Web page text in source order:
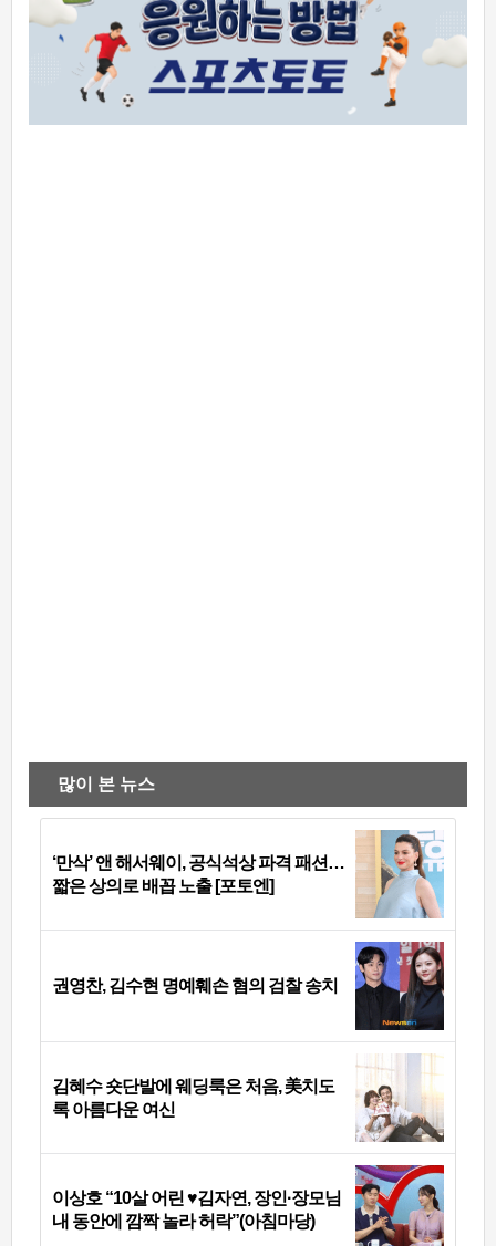
많이 본 뉴스
‘만삭’ 앤 해서웨이, 공식석상 파격 패션…
짧은 상의로 배꼽 노출 [포토엔]
권영찬, 김수현 명예훼손 혐의 검찰 송치
김혜수 숏단발에 웨딩룩은 처음, 美치도
록 아름다운 여신
이상호 “10살 어린 ♥김자연, 장인·장모님
내 동안에 깜짝 놀라 허락”(아침마당)